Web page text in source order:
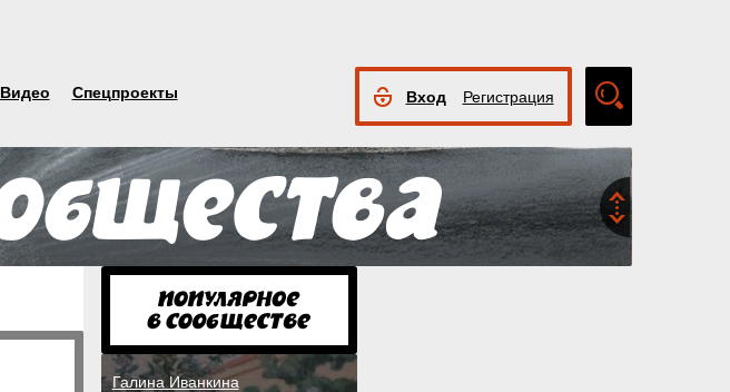
Видео Спецпроекты Вход Регистрация
поиск
Галина Иванкина